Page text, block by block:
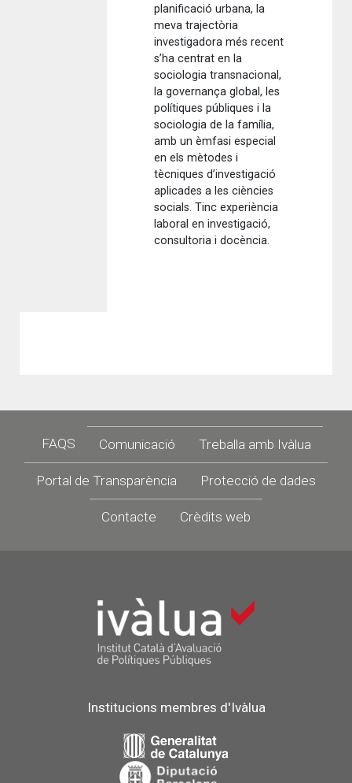
planificació urbana, la
meva trajectòria
investigadora més recent
s’ha centrat en la
sociologia transnacional,
la governança global, les
polítiques públiques i la
sociologia de la família,
amb un èmfasi especial
en els mètodes i
tècniques d’investigació
aplicades a les ciències
socials. Tinc experiència
laboral en investigació,
consultoria i docència.
Footer
FAQS Comunicació Treballa amb Ivàlua
Portal de Transparència Protecció de dades
Contacte Crèdits web
Institucions membres d'Ivàlua